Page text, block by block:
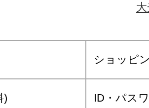
ショッピ
) ID・パス